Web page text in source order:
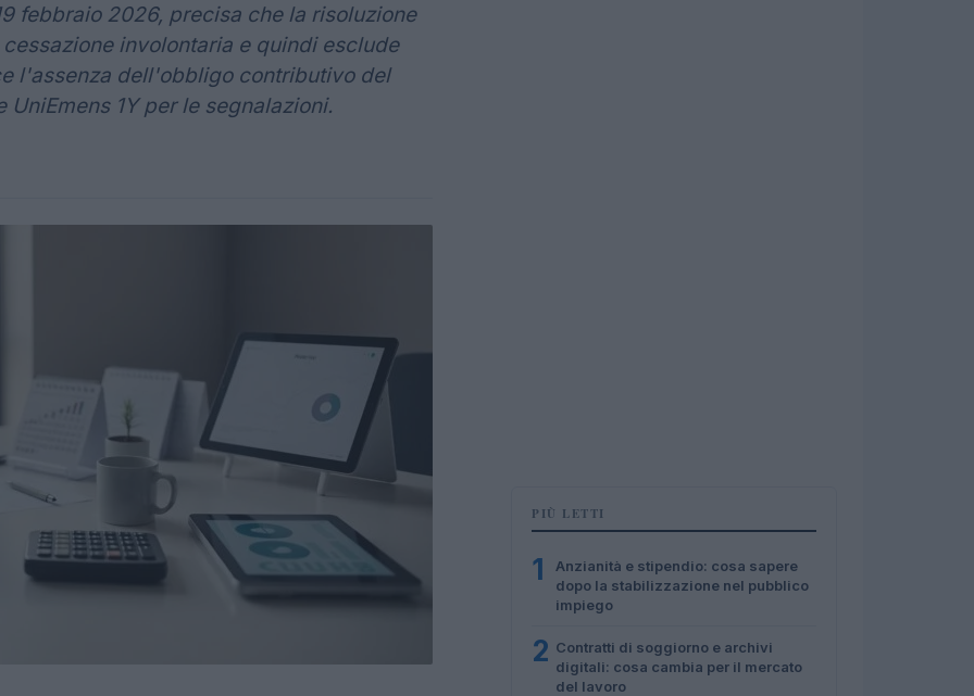
febbraio 2026, precisa che la risoluzione
involontaria e quindi esclude
l'assenza dell'obbligo contributivo del
1Y per le segnalazioni.
PIÙ LETTI
1
Anzianità e stipendio: cosa sapere
dopo la stabilizzazione nel pubblico
impiego
2 Contratti di soggiorno e archivi
digitali: cosa cambia per il mercato
del lavoro